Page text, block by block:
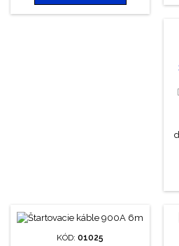
KÓD: 01025